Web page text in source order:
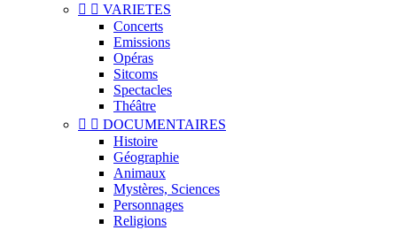
  VARIETES
Concerts
Emissions
Opéras
Sitcoms
Spectacles
Théâtre
  DOCUMENTAIRES
Histoire
Géographie
Animaux
Mystères, Sciences
Personnages
Religions